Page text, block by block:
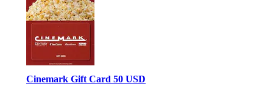
Cinemark Gift Card 50 USD